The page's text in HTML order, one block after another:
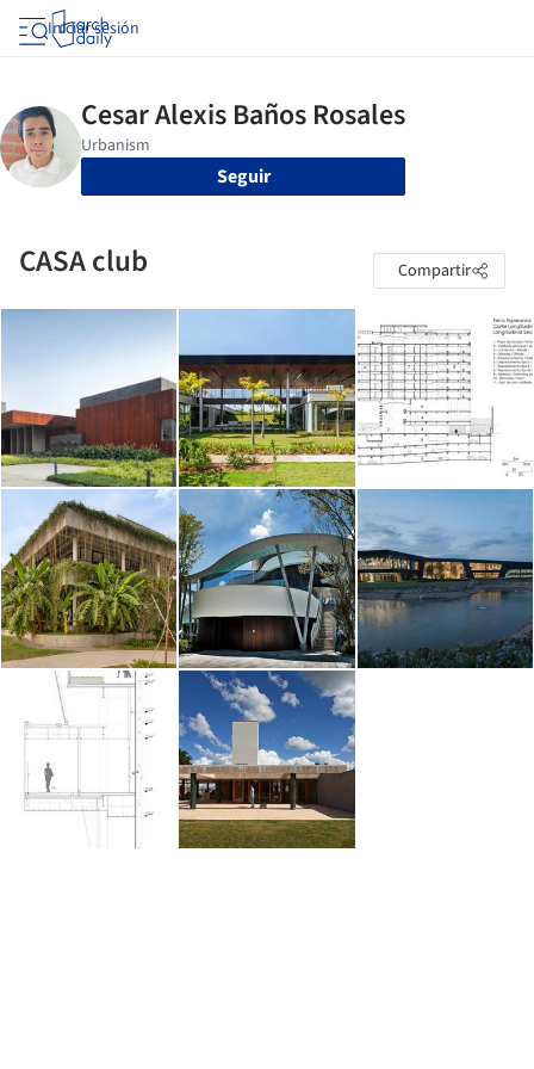
Iniciar sesión
Seguir
CASA club Compartir